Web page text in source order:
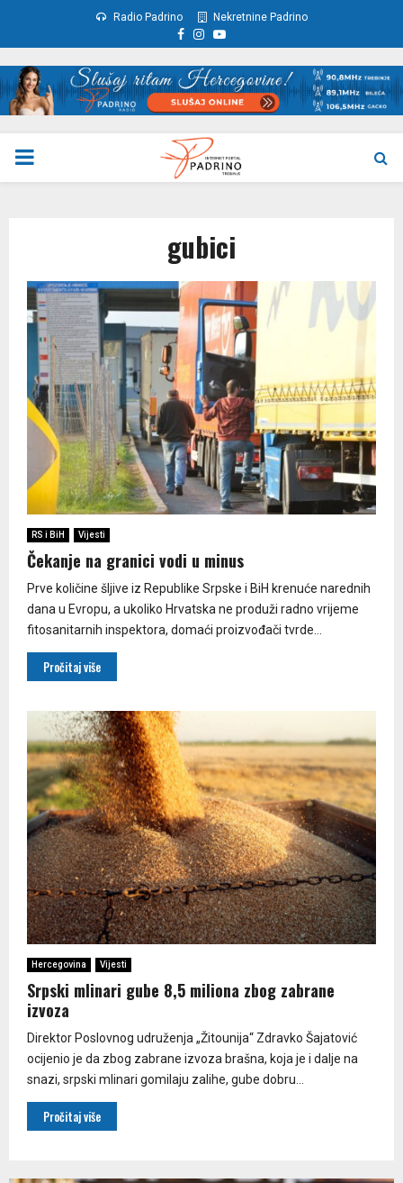
Radio Padrino Nekretnine Padrino
Facebook
Instagram
Youtube
PRIMARY
gubici
RS i BiH Vijesti
Čekanje na granici vodi u minus
Prve količine šljive iz Republike Srpske i BiH krenuće narednih
dana u Evropu, a ukoliko Hrvatska ne produži radno vrijeme
fitosanitarnih inspektora, domaći proizvođači tvrde...
Pročitaj više
Hercegovina Vijesti
Srpski mlinari gube 8,5 miliona zbog zabrane
izvoza
Direktor Poslovnog udruženja „Žitounija“ Zdravko Šajatović
ocijenio je da zbog zabrane izvoza brašna, koja je i dalje na
snazi, srpski mlinari gomilaju zalihe, gube dobru...
Pročitaj više